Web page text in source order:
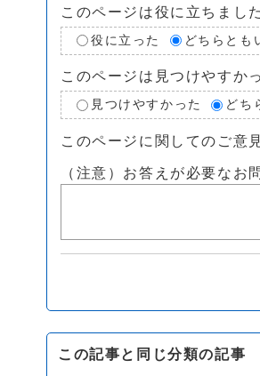
このページは役に立ちまし
役に立った どちらとも
このページは見つけやすか
見つけやすかった どち
このページに関してのご意
（注意）お答えが必要な
この記事と同じ分類の記事